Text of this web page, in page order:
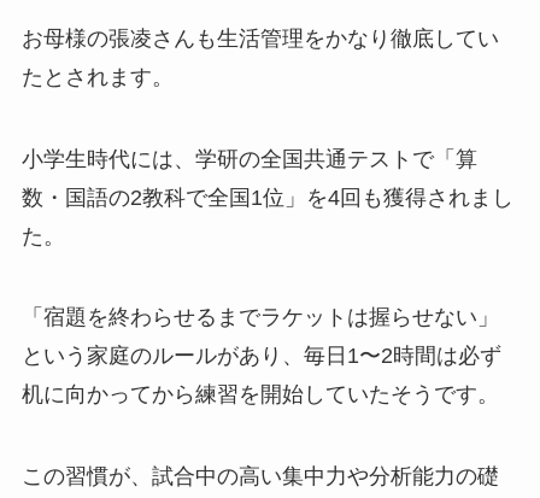
お母様の張凌さんも生活管理をかなり徹底してい
たとされます。
小学生時代には、学研の全国共通テストで「算
数・国語の2教科で全国1位」を4回も獲得されまし
た。
「宿題を終わらせるまでラケットは握らせない」
という家庭のルールがあり、毎日1〜2時間は必ず
机に向かってから練習を開始していたそうです。
この習慣が、試合中の高い集中力や分析能力の礎